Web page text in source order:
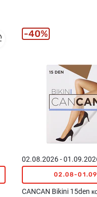
02.08.2026 -
02.08-01.09
CANCAN Bikini 15den
40%